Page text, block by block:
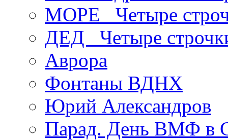
МОРЕ _Четыре
ДЕД _Четыре
Аврора
Фонтаны ВДНХ
Юрий Александров
Парад. День ВМФ в